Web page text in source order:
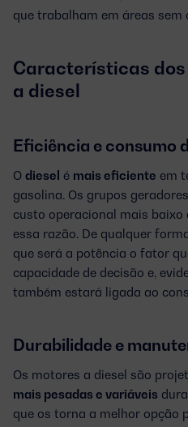
que trabalham em áreas sem
Características
a diesel
Eficiência e consumo
O diesel é mais eficiente em
gasolina. Os grupos
custo operacional mais baixo
essa razão. De qualquer
que será a potência o fator
capacidade de decisão e,
também estará ligada ao
Durabilidade e
Os motores a diesel são
mais pesadas e variáveis
que os torna a melhor opção